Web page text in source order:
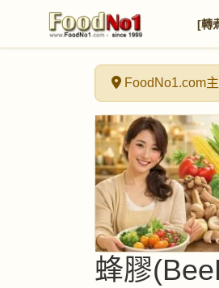
[轉
FoodNo1.com
蜂膠